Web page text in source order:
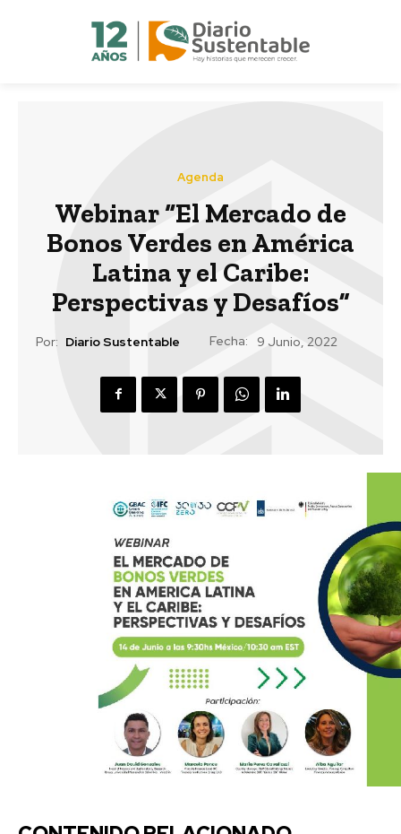
Agenda
Webinar “El Mercado de
Bonos Verdes en América
Latina y el Caribe:
Perspectivas y Desafíos”
Por: Diario Sustentable Fecha: 9 Junio, 2022